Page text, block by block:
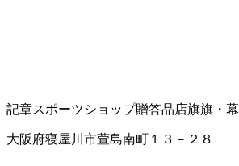
記章スポーツショップ贈答品店旗旗・幕
大阪府寝屋川市萱島南町１３－２８